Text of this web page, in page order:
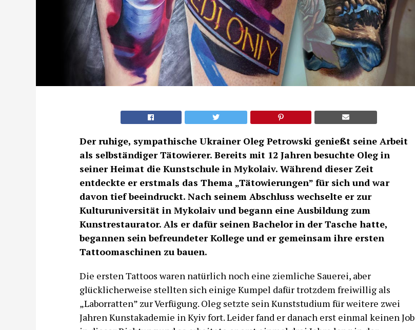
Der ruhige, sympathische Ukrainer Oleg Petrowski genießt seine Arbeit
als selbständiger Tätowierer. Bereits mit 12 Jahren besuchte Oleg in
seiner Heimat die Kunstschule in Mykolaiv. Während dieser Zeit
entdeckte er erstmals das Thema „Tätowierungen” für sich und war
davon tief beeindruckt. Nach seinem Abschluss wechselte er zur
Kulturuniversität in Mykolaiv und begann eine Ausbildung zum
Kunstrestaurator. Als er dafür seinen Bachelor in der Tasche hatte,
begannen sein befreundeter Kollege und er gemeinsam ihre ersten
Tattoomaschinen zu bauen.
Die ersten Tattoos waren natürlich noch eine ziemliche Sauerei, aber
glücklicherweise stellten sich einige Kumpel dafür trotzdem freiwillig als
„Laborratten” zur Verfügung. Oleg setzte sein Kunststudium für weitere zwei
Jahren Kunstakademie in Kyiv fort. Leider fand er danach erst einmal keinen Job